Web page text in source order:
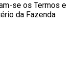
se os Termos e
da Fazenda